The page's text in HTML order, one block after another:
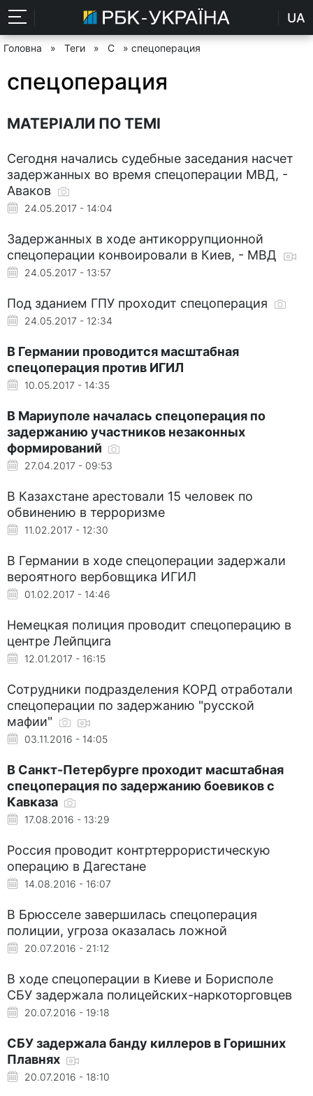
UA
Головна » Теги » С » спецоперация
спецоперация
МАТЕРІАЛИ ПО ТЕМІ
Сегодня начались судебные заседания насчет
задержанных во время спецоперации МВД, -
Аваков
24.05.2017 - 14:04
Задержанных в ходе антикоррупционной
спецоперации конвоировали в Киев, - МВД
24.05.2017 - 13:57
Под зданием ГПУ проходит спецоперация
24.05.2017 - 12:34
В Германии проводится масштабная
спецоперация против ИГИЛ
10.05.2017 - 14:35
В Мариуполе началась спецоперация по
задержанию участников незаконных
формирований
27.04.2017 - 09:53
В Казахстане арестовали 15 человек по
обвинению в терроризме
11.02.2017 - 12:30
В Германии в ходе спецоперации задержали
вероятного вербовщика ИГИЛ
01.02.2017 - 14:46
Немецкая полиция проводит спецоперацию в
центре Лейпцига
12.01.2017 - 16:15
Сотрудники подразделения КОРД отработали
спецоперации по задержанию "русской
мафии"
03.11.2016 - 14:05
В Санкт-Петербурге проходит масштабная
спецоперация по задержанию боевиков с
Кавказа
17.08.2016 - 13:29
Россия проводит контртеррористическую
операцию в Дагестане
14.08.2016 - 16:07
В Брюсселе завершилась спецоперация
полиции, угроза оказалась ложной
20.07.2016 - 21:12
В ходе спецоперации в Киеве и Борисполе
СБУ задержала полицейских-наркоторговцев
20.07.2016 - 19:18
СБУ задержала банду киллеров в Горишних
Плавнях
20.07.2016 - 18:10